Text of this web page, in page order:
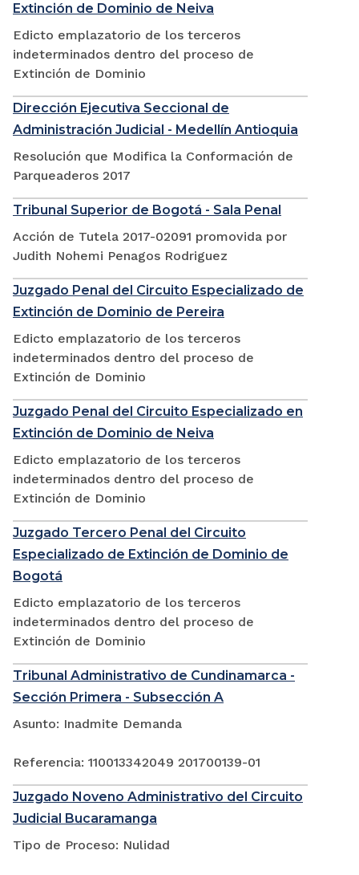
Extinción de Dominio de Neiva
Edicto emplazatorio de los terceros
indeterminados dentro del proceso de
Extinción de Dominio
Dirección Ejecutiva Seccional de
Administración Judicial - Medellín Antioquia
Resolución que Modifica la Conformación de
Parqueaderos 2017
Tribunal Superior de Bogotá - Sala Penal
Acción de Tutela 2017-02091 promovida por
Judith Nohemi Penagos Rodriguez
Juzgado Penal del Circuito Especializado de
Extinción de Dominio de Pereira
Edicto emplazatorio de los terceros
indeterminados dentro del proceso de
Extinción de Dominio
Juzgado Penal del Circuito Especializado en
Extinción de Dominio de Neiva
Edicto emplazatorio de los terceros
indeterminados dentro del proceso de
Extinción de Dominio
Juzgado Tercero Penal del Circuito
Especializado de Extinción de Dominio de
Bogotá
Edicto emplazatorio de los terceros
indeterminados dentro del proceso de
Extinción de Dominio
Tribunal Administrativo de Cundinamarca -
Sección Primera - Subsección A
Asunto: Inadmite Demanda
Referencia: 110013342049 201700139-01
Juzgado Noveno Administrativo del Circuito
Judicial Bucaramanga
Tipo de Proceso: Nulidad